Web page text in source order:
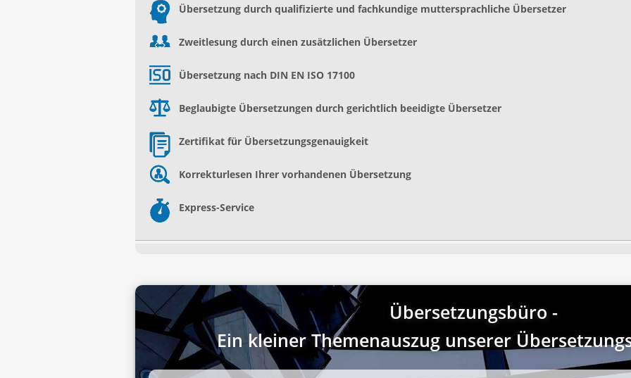
Übersetzung durch qualifizierte und fachkundige muttersprachliche Übersetzer
Zweitlesung durch einen zusätzlichen Übersetzer
Übersetzung nach DIN EN ISO 17100
Beglaubigte Übersetzungen durch gerichtlich beeidigte Übersetzer
Zertifikat für Übersetzungsgenauigkeit
Korrekturlesen Ihrer vorhandenen Übersetzung
Express-Service
Übersetzungsbüro -
Ein kleiner Themenauszug unserer